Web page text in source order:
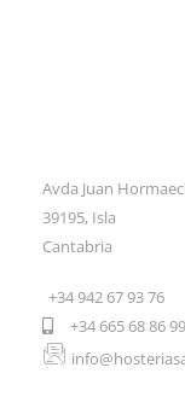
Avda Juan
39195, Isla
Cantabria
+34 942 67 93 76
+34 665 68 86 99